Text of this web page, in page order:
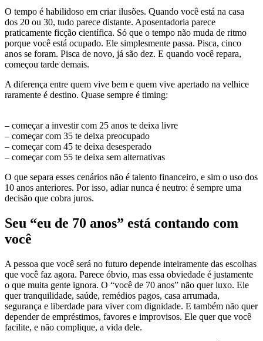
O tempo é habilidoso em criar ilusões. Quando você está na casa
dos 20 ou 30, tudo parece distante. Aposentadoria parece
praticamente ficção científica. Só que o tempo não muda de ritmo
porque você está ocupado. Ele simplesmente passa. Pisca, cinco
anos se foram. Pisca de novo, já são dez. E quando você repara,
começou tarde demais.
A diferença entre quem vive bem e quem vive apertado na velhice
raramente é destino. Quase sempre é timing:
– começar a investir com 25 anos te deixa livre
– começar com 35 te deixa preocupado
– começar com 45 te deixa desesperado
– começar com 55 te deixa sem alternativas
O que separa esses cenários não é talento financeiro, e sim o uso dos
10 anos anteriores. Por isso, adiar nunca é neutro: é sempre uma
decisão que cobra juros.
Seu “eu de 70 anos” está contando com
você
A pessoa que você será no futuro depende inteiramente das escolhas
que você faz agora. Parece óbvio, mas essa obviedade é justamente
o que muita gente ignora. O “você de 70 anos” não quer luxo. Ele
quer tranquilidade, saúde, remédios pagos, casa arrumada,
segurança e liberdade para viver com dignidade. E também não quer
depender de empréstimos, favores e improvisos. Ele quer que você
facilite, e não complique, a vida dele.